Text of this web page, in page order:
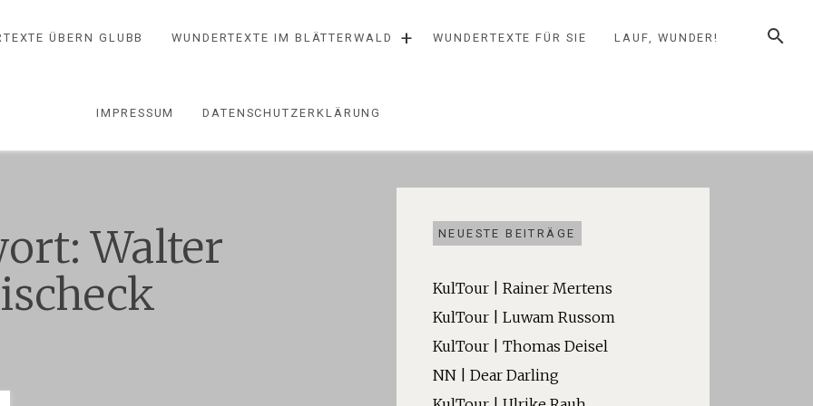
SUCHE
ÜBERN GLUBB WUNDERTEXTE IM BLÄTTERWALD + WUNDERTEXTE FÜR SIE LAUF, WUNDER!
IMPRESSUM DATENSCHUTZERKLÄRUNG
Walter
NEUESTE BEITRÄGE
KulTour | Rainer Mertens
KulTour | Luwam Russom
KulTour | Thomas Deisel
NN | Dear Darling